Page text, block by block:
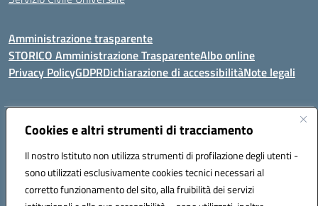
Cookies e altri strumenti di tracciamento
Il nostro Istituto non utilizza strumenti di profilazione degli utenti -
sono utilizzati esclusivamente cookies tecnici necessari al
corretto funzionamento del sito, alla fruibilità dei servizi
Amministrazione trasparente
STORICO Amministrazione TrasparenteAlbo online
Privacy PolicyGDPRDichiarazione di accessibilitàNote legali
Indirizzo:Piazza S. G. Bosco, 1 95014 Giarre (CT)
Posta elettronica certificata (PEC):ctic8az00a@pec.istruzione.it
Codice fiscale: 92001680872
Codice meccanografico: CTIC8AZ00A